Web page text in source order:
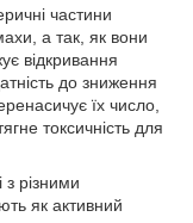
частини
а так, як вони
відкривання
до зниження
їх число,
токсичність для
різними
як активний